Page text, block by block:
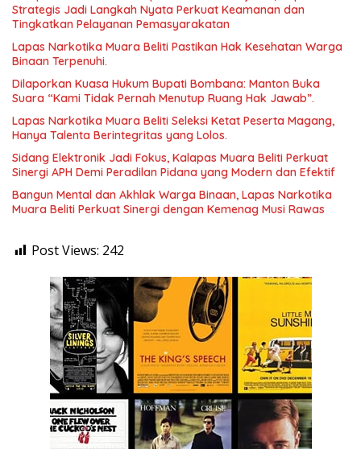
Strategis Jadi Langkah Nyata Perkuat Keamanan dan
Tingkatkan Pelayanan Pemasyarakatan
Lapas Narkotika Muara Beliti Pastikan Hak Kesehatan Warga
Binaan Terpenuhi.
Dilaporkan Kuasa Hukum Bupati Bombana: Manton Buka
Suara “Kami Tidak Pernah Menutup Ruang Hak Jawab”.
Lapas Narkotika Muara Beliti Seleksi Ketat Peserta Magang,
Hanya Talenta Berintegritas yang Lolos.
Sidang Elektronik Jadi Fokus, Kalapas Muara Beliti Perkuat
Sinergi APH Demi Peradilan Pidana yang Modern dan Efektif
Bangun Mental dan Akhlak Warga Binaan, Lapas Narkotika
Muara Beliti Perkuat Sinergi dengan Kemenag Musi Rawas
Post Views: 242